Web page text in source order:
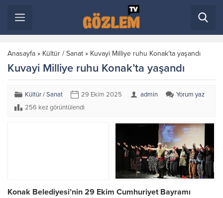
Anasayfa » Kültür / Sanat » Kuvayi Milliye ruhu Konak’ta yaşandı
Kuvayi Milliye ruhu Konak’ta yaşandı
Kültür / Sanat 29 Ekim 2025 admin
Yorum yaz
256 kez görüntülendi
Konak Belediyesi’nin 29 Ekim Cumhuriyet Bayramı